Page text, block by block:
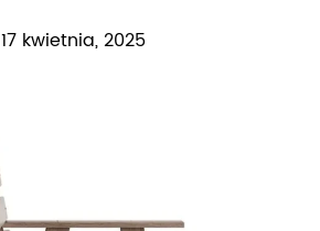
17 kwietnia, 2025